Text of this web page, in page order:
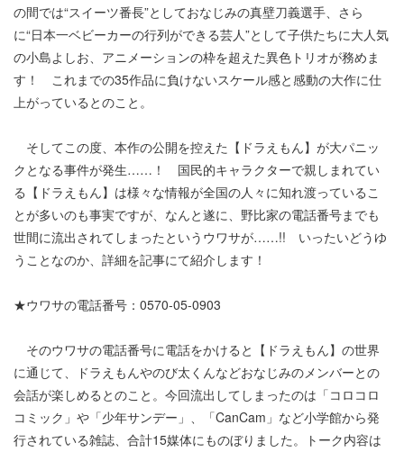
の間では“スイーツ番長”としておなじみの真壁刀義選手、さら
に“日本一ベビーカーの行列ができる芸人”として子供たちに大人気
の小島よしお、アニメーションの枠を超えた異色トリオが務めま
す！ これまでの35作品に負けないスケール感と感動の大作に仕
上がっているとのこと。
そしてこの度、本作の公開を控えた【ドラえもん】が大パニッ
クとなる事件が発生……！ 国民的キャラクターで親しまれてい
る【ドラえもん】は様々な情報が全国の人々に知れ渡っているこ
とが多いのも事実ですが、なんと遂に、野比家の電話番号までも
世間に流出されてしまったというウワサが……!! いったいどうゆ
うことなのか、詳細を記事にて紹介します！
★ウワサの電話番号：0570-05-0903
そのウワサの電話番号に電話をかけると【ドラえもん】の世界
に通じて、ドラえもんやのび太くんなどおなじみのメンバーとの
会話が楽しめるとのこと。今回流出してしまったのは「コロコロ
コミック」や「少年サンデー」、「CanCam」など小学館から発
行されている雑誌、合計15媒体にものぼりました。トーク内容は